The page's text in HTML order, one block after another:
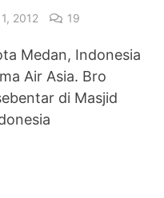
2012 19
Medan, Indonesia
Air Asia. Bro
di Masjid